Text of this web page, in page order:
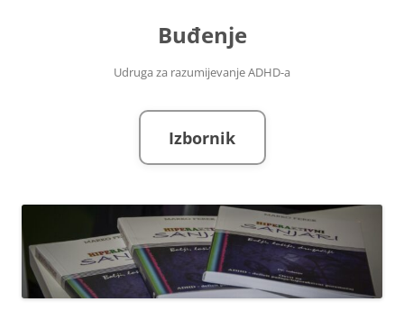
Buđenje
Udruga za razumijevanje ADHD-a
Izbornik